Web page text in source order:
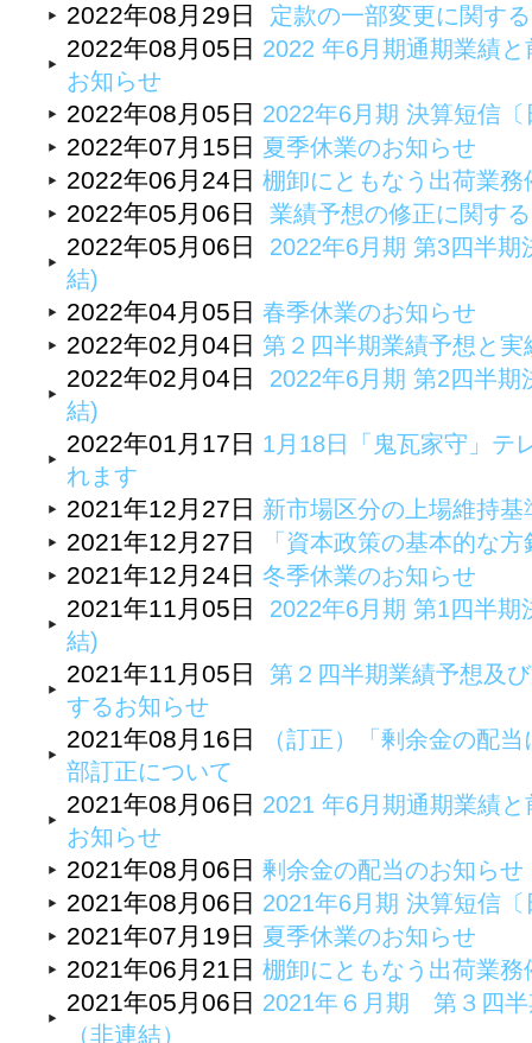
2022年08月29日
定款の一部変更に関す
2022年08月05日 2022 年6月期通期業績
お知らせ
2022年08月05日 2022年6月期 決算短信
2022年07月15日 夏季休業のお知らせ
2022年06月24日 棚卸にともなう出荷業務
2022年05月06日 業績予想の修正に関す
2022年05月06日 2022年6月期 第3四半
結)
2022年04月05日 春季休業のお知らせ
2022年02月04日 第２四半期業績予想と実
2022年02月04日 2022年6月期 第2四半
結)
2022年01月17日 1月18日「鬼瓦家守」テ
れます
2021年12月27日 新市場区分の上場維持
2021年12月27日 「資本政策の基本的な
2021年12月24日 冬季休業のお知らせ
2021年11月05日 2022年6月期 第1四半
結)
2021年11月05日
第２四半期業績予想及
するお知らせ
2021年08月16日
（訂正）「剰余金の配
部訂正について
2021年08月06日 2021 年6月期通期業績
お知らせ
2021年08月06日 剰余金の配当のお知らせ
2021年08月06日 2021年6月期 決算短信
2021年07月19日 夏季休業のお知らせ
2021年06月21日 棚卸にともなう出荷業務
2021年05月06日 2021年６月期 第３四半
（非連結）